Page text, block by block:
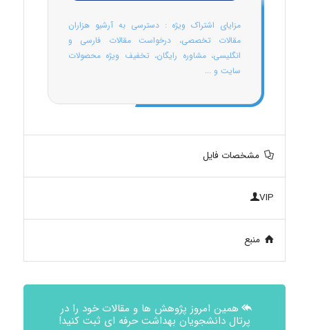
مزایای اشتراک ویژه : دسترسی به آرشیو هزاران
مقالات تخصصی، درخواست مقالات فارسی و
انگلیسی، مشاوره رایگان، تخفیف ویژه محصولات
سایت و ...
مشخصات فایل
VIP
منبع
همین امروز پژوهش ها و مقالات خود را در
پرتال دانشجویان بهداشت حرفه ای ثبت کنید!